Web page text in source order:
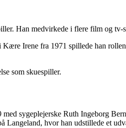
Han medvirkede i flere film og tv-
Irene fra 1971 spillede han
som skuespiller.
sygeplejerske Ruth Ingeborg
hvor han udstillede et